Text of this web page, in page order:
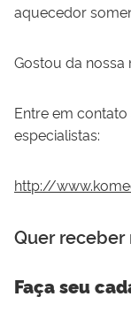
aquecedor
Gostou da nossa
Entre em
especialistas:
http://
Quer receber
Faça seu